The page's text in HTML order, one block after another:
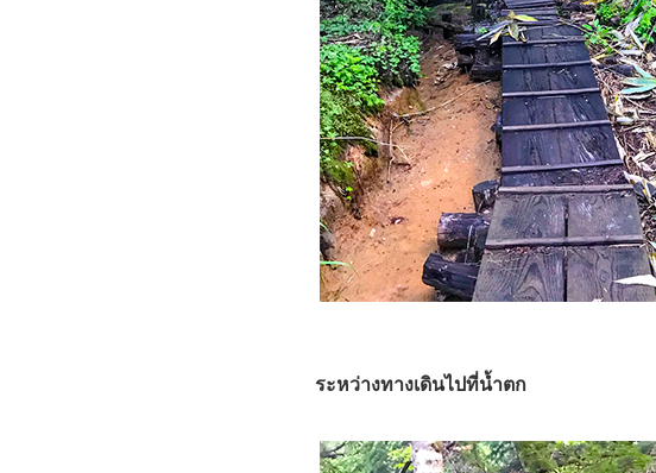
ระหว่างทางเดินไปที่น้ำตก